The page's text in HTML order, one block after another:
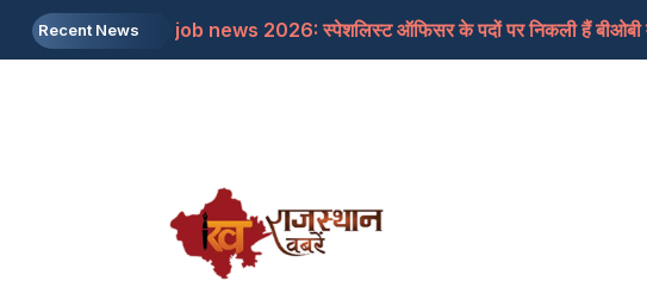
Recent News
job news 2026: स्पेशलिस्ट ऑफिसर के पदों पर निकली हैं
Rashifal 8 aug 2026: इन राशियों के जातकों के लिए दिन होगा